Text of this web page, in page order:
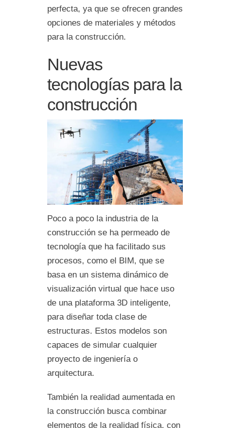
perfecta, ya que se ofrecen grandes
opciones de materiales y métodos
para la construcción.
Nuevas
tecnologías para la
construcción
Poco a poco la industria de la
construcción se ha permeado de
tecnología que ha facilitado sus
procesos, como el BIM, que se
basa en un sistema dinámico de
visualización virtual que hace uso
de una plataforma 3D inteligente,
para diseñar toda clase de
estructuras. Estos modelos son
capaces de simular cualquier
proyecto de ingeniería o
arquitectura.
También la realidad aumentada en
la construcción busca combinar
elementos de la realidad física, con